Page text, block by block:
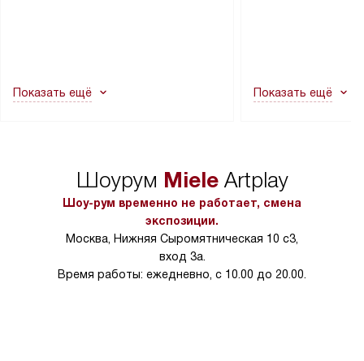
в гарантийном ремонте в будущем.
Показать ещё
не включаются:
в условиях
тарифы на услуги
Показать ещё
Шоурум MieleArtplay
Шоу-рум временно не работает, смена
экспозиции.
Москва, Нижняя Сыромятническая 10 с3,
вход 3а.
Время работы: ежедневно, с 10.00 до 20.00.